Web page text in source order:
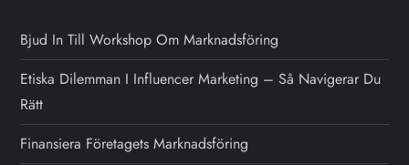
Bjud In Till Workshop Om Marknadsföring
Etiska Dilemman I Influencer Marketing – Så Navigerar Du
Rätt
Finansiera Företagets Marknadsföring